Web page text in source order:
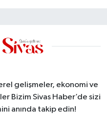
gelişmeler, ekonomi ve
Bizim Sivas Haber’de sizi
anında takip edin!